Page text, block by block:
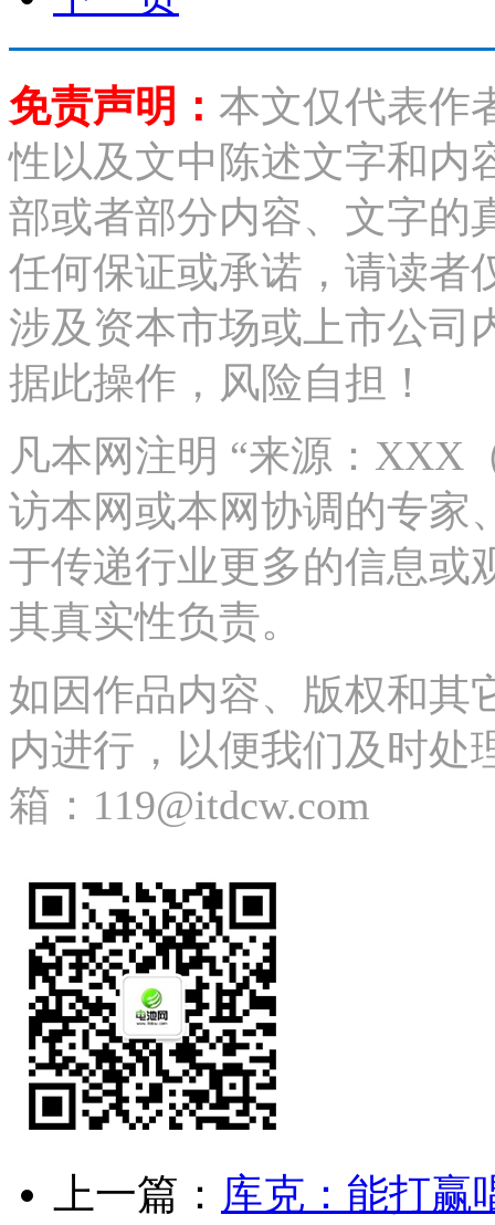
免责声明： 本文仅代表作
性以及文中陈述文字和内
部或者部分内容、文字的
任何保证或承诺，请读者
涉及资本市场或上市公司
据此操作，风险自担！
凡本网注明 “来源：XXX
访本网或本网协调的专家
于传递行业更多的信息或
其真实性负责。
如因作品内容、版权和其
内进行，以便我们及时处
箱：119@itdcw.com
上一篇： 库克：能打赢